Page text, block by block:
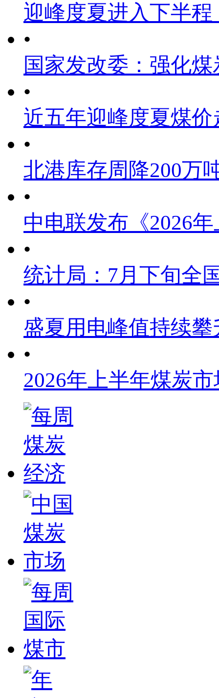
迎峰度夏进入下半
•
国家发改委：强化
•
近五年迎峰度夏煤价
•
北港库存周降200万
•
中电联发布《2026
•
统计局：7月下旬全
•
盛夏用电峰值持续
•
2026年上半年煤炭